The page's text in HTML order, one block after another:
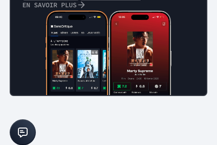
EN SAVOIR PLUS